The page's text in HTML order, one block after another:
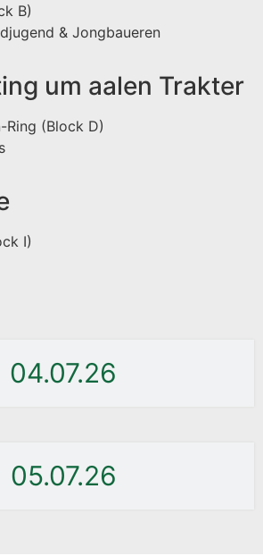
04.07.26
05.07.26
B)
& Jongbaueren
um aalen Trakter
Ring (Block D)
I)